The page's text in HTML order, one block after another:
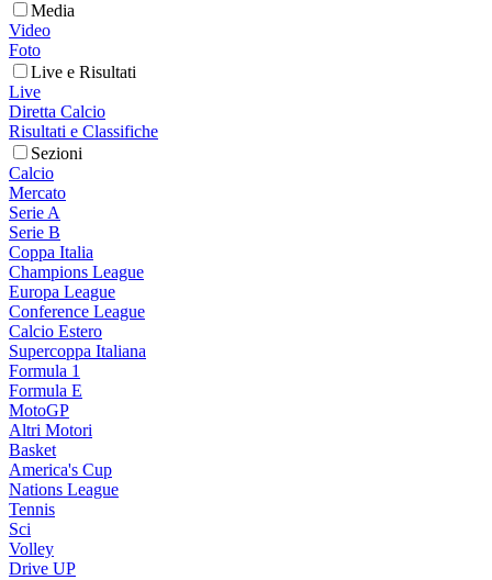
Media
Video
Foto
Live e Risultati
Live
Diretta Calcio
Risultati e Classifiche
Sezioni
Calcio
Mercato
Serie A
Serie B
Coppa Italia
Champions League
Europa League
Conference League
Calcio Estero
Supercoppa Italiana
Formula 1
Formula E
MotoGP
Altri Motori
Basket
America's Cup
Nations League
Tennis
Sci
Volley
Drive UP